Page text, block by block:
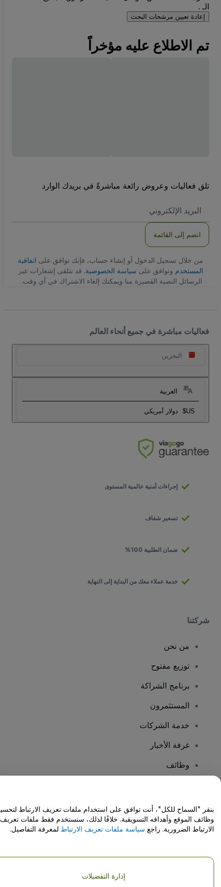
الـ .
إعادة تعيين مرشحات البحث
تم الاطلاع عليه مؤخراً
تلق فعاليات وعروض رائعة مباشرةً في بريدك الوارد
الاكتروني
انضم إلى القائمة
من خلال تسجيل الدخول أو إنشاء حساب، فإنك توافق على اتفاقية
المستخدم وتوافق على سياسة الخصوصية. قد تتلقى إشعارات عبر
الرسائل النصية القصيرة منا ويمكنك إلغاء الاشتراك في أي وقت.
فعاليات مباشرة في جميع أنحاء العالم
البحرين
العربية
US$ دولار أمريكي
إجراءات أمنية عالمية المستوى
تسعير شفاف
ضمان الطلبية 100%
خدمة عملاء معك من البداية إلى النهاية
شركتنا
من نحن
توزيع مفتوح
برنامج الشراكة
المستثمرون
خدمة الشركات
غرفة الأخبار
وظائف
مركز المساعدة / اتصل بنا
حقوق النشر © شركة فياجوجو المحدودة 2026
تفاصيل الشركة
بنقر "السماح للكل"، أنت توافق على استخدام ملفات تعريف الارتباط
وظائف الموقع وأهدافه التسويقية. خلافًا لذلك، سنستخدم فقط ملفات تعريف
الارتباط الضرورية. راجع سياسة ملفات تعريف الارتباط لمعرفة التفاصيل.
إدارة التفضيلات